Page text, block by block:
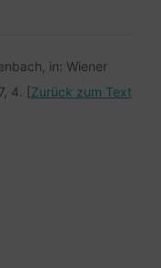
in: Wiener
4. [Zurück zum Text